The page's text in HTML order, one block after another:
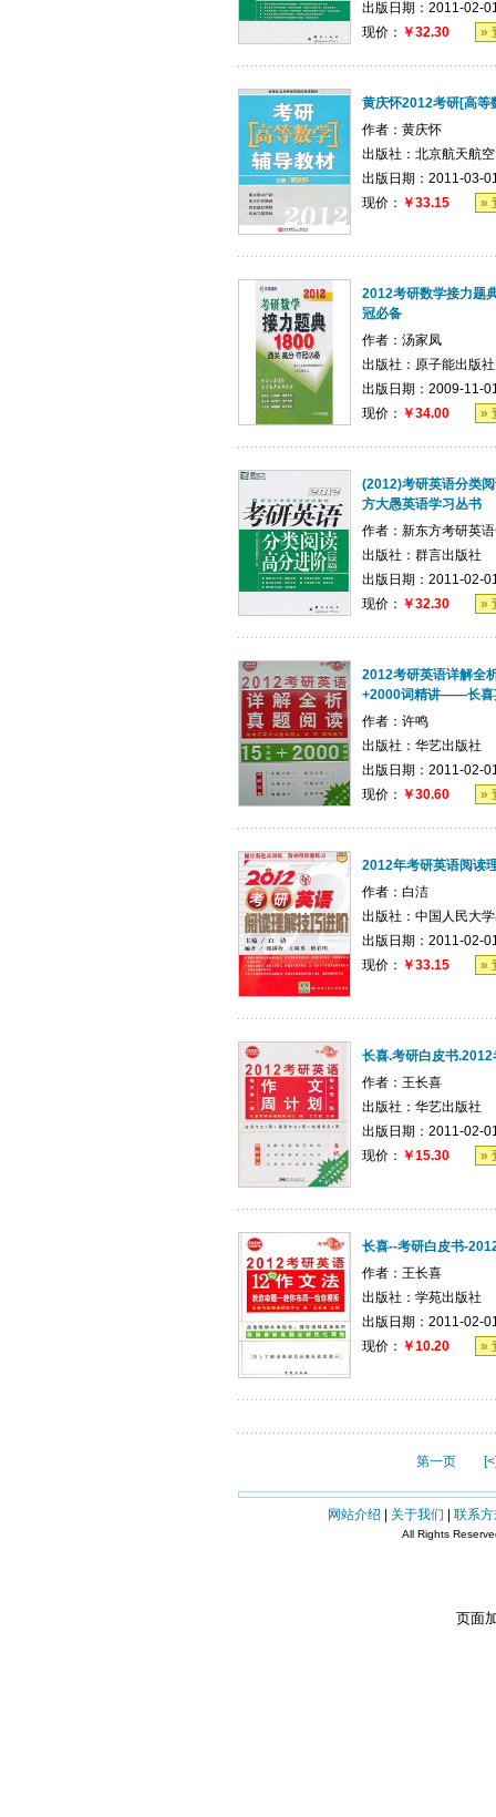
出版日期：2011-02-
现价： ￥32.30 »
黄庆怀2012考研[高等
作者： 黄庆怀
出版社： 北京航天航
出版日期：2011-03-
现价： ￥33.15 »
2012考研数学接力题
冠必备
作者： 汤家凤
出版社： 原子能出版社
出版日期：2009-11-
现价： ￥34.00 »
(2012)考研英语分类
方大愚英语学习丛书
作者： 新东方考研英
出版社： 群言出版社
出版日期：2011-02-
现价： ￥32.30 »
2012考研英语详解全
+2000词精讲——长喜
作者： 许鸣
出版社： 华艺出版社
出版日期：2011-02-
现价： ￥30.60 »
2012年考研英语阅读
作者： 白洁
出版社： 中国人民大
出版日期：2011-02-
现价： ￥33.15 »
长喜.考研白皮书
作者： 王长喜
出版社： 华艺出版社
出版日期：2011-02-
现价： ￥15.30 »
长喜--考研白皮书-
作者： 王长喜
出版社： 学苑出版社
出版日期：2011-02-
现价： ￥10.20 »
第一页
网站介绍 关于我们 联系方
All Rights
页面